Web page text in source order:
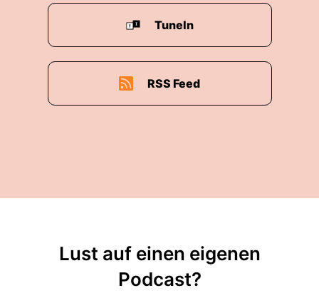
TuneIn
RSS Feed
Lust auf einen eigenen
Podcast?